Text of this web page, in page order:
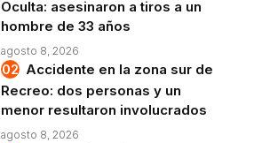
Oculta: asesinaron a tiros a un
hombre de 33 años
agosto 8, 2026
Accidente en la zona sur de
Recreo: dos personas y un
menor resultaron involucrados
agosto 8, 2026